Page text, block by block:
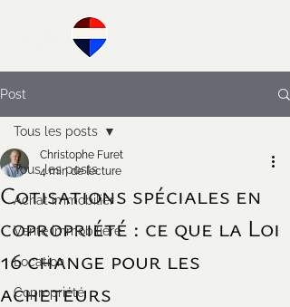
Post
Tous les posts
Achat immobilier
Vente immobilière
Location
Copropriété
Tous les posts
Cotisations spéciales en
copropriété : ce que la Loi
16 change pour les
acheteurs
Christophe Furet
4 min de lecture